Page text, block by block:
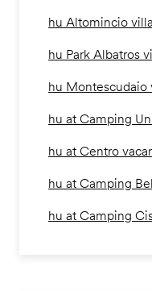
hu Altomincio
hu Park Albatros
hu Montescudaio
hu at Camping
hu at Centro
hu at Camping
hu at Camping